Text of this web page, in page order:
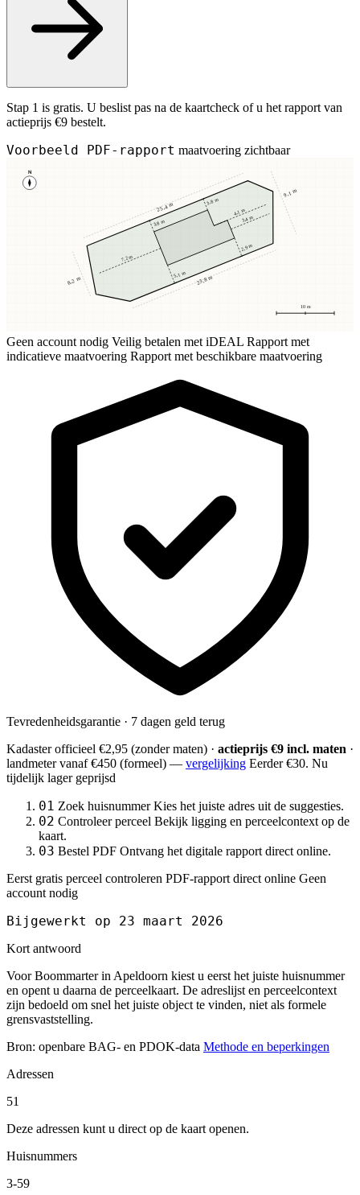
Stap 1 is gratis. U beslist pas na de kaartcheck of u het rapport van
actieprijs €9 bestelt.
Voorbeeld PDF-rapport maatvoering zichtbaar
N
10 m
3,8 m
3,8 m
5,1 m
2,9 m
7,2 m
3,4 m
4,1 m
25,4 m
23,8 m
8,2 m
9,1 m
Geen account nodig Veilig betalen met iDEAL Rapport met
indicatieve maatvoering Rapport met beschikbare maatvoering
Tevredenheidsgarantie · 7 dagen geld terug
Kadaster officieel €2,95 (zonder maten) · actieprijs €9 incl. maten ·
landmetervanaf €450 (formeel) — vergelijking Eerder €30. Nu
tijdelijk lager geprijsd
01 Zoek huisnummer Kies het juiste adres uit de suggesties.
02 Controleer perceel Bekijk ligging en perceelcontext op de
kaart.
03 Bestel PDF Ontvang het digitale rapport direct online.
Eerst gratis perceel controleren PDF-rapport direct online Geen
account nodig
Bijgewerkt op 23 maart 2026
Kort antwoord
Voor Boommarter in Apeldoorn kiest u eerst het juiste huisnummer
en opent u daarna de perceelkaart. De adreslijst en perceelcontext
zijn bedoeld om snel het juiste object te vinden, niet als formele
grensvaststelling.
Bron: openbare BAG- en PDOK-data Methode en beperkingen
Adressen
51
Deze adressen kunt u direct op de kaart openen.
Huisnummers
3-59